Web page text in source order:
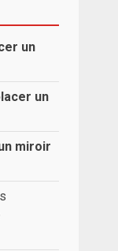
un
un
miroir